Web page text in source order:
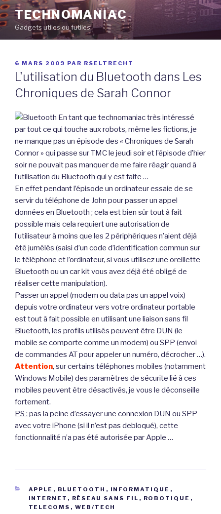
Aller
au
contenu
principal
TECHNOMANIAC
Gadgets utiles ou futiles
PUBLIÉ
LE
6 MARS 2009 PAR RSELTRECHT
L'utilisation du Bluetooth dans Les
Chroniques de Sarah Connor
En tant que technomaniac très intéressé
par tout ce qui touche aux robots, même les fictions, je
ne manque pas un épisode des « Chroniques de Sarah
Connor » qui passe sur TMC le jeudi soir et l’épisode d’hier
soir ne pouvait pas manquer de me faire réagir quand à
l’utilisation du Bluetooth qui y est faite …
En effet pendant l’épisode un ordinateur essaie de se
servir du téléphone de John pour passer un appel
données en Bluetooth ; cela est bien sûr tout à fait
possible mais cela requiert une autorisation de
l’utilisateur à moins que les 2 périphériques n’aient déjà
été jumélés (saisi d’un code d’identification commun sur
le téléphone et l’ordinateur, si vous utilisez une oreillette
Bluetooth ou un car kit vous avez déjà été obligé de
réaliser cette manipulation).
Passer un appel (modem ou data pas un appel voix)
depuis votre ordinateur vers votre ordinateur portable
est tout à fait possible en utilisant une liaison sans fil
Bluetooth, les profils utilisés peuvent être DUN (le
mobile se comporte comme un modem) ou SPP (envoi
de commandes AT pour appeler un numéro, décrocher …).
Attention, sur certains téléphones mobiles (notamment
Windows Mobile) des paramètres de sécurite lié à ces
mobiles peuvent être désactivés, je vous le déconseille
fortement.
PS : pas la peine d’essayer une connexion DUN ou SPP
avec votre iPhone (si il n’est pas debloqué), cette
fonctionnalité n’a pas été autorisée par Apple …
CATÉGORIES
APPLE , BLUETOOTH , INFORMATIQUE ,
INTERNET , RÉSEAU SANS FIL , ROBOTIQUE ,
TELECOMS , WEB/TECH